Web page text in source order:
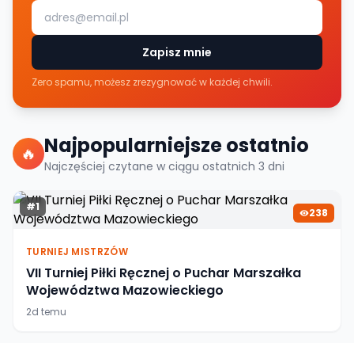
Zapisz mnie
Zero spamu, możesz zrezygnować w każdej chwili.
🔥 Najpopularniejsze ostatnio
Najczęściej czytane w ciągu ostatnich 3 dni
#1 238
TURNIEJ MISTRZÓW
VII Turniej Piłki Ręcznej o Puchar Marszałka
Województwa Mazowieckiego
2d temu